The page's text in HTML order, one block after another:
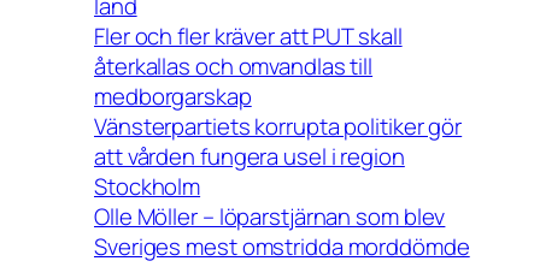
Fler och fler kräver att PUT skall
återkallas och omvandlas till
medborgarskap
Vänsterpartiets korrupta politiker gör
att vården fungera usel i region
Stockholm
Olle Möller – löparstjärnan som blev
Sveriges mest omstridda morddömde